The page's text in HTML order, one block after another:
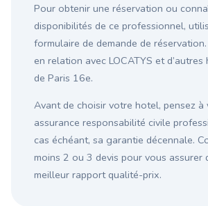
Pour obtenir une réservation ou
disponibilités de ce professionnel,
formulaire de demande de
en relation avec LOCATYS et
de Paris 16e.
Avant de choisir votre hotel, pensez à
assurance responsabilité civile
cas échéant, sa garantie décennale.
moins 2 ou 3 devis pour vous assurer
meilleur rapport qualité-prix.